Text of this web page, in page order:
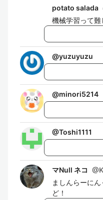
potato salada
機械学習って
@yuzuyuzu
@minori5214
@Toshi1111
マNull ネコ @
ましんらーに
ど！